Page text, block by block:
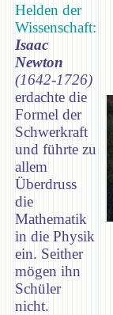
Helden der
Wissenschaft:
Isaac
Newton
(1642-1726)
erdachte die
Formel der
Schwerkraft
und führte zu
allem
Überdruss
die
Mathematik
in die Physik
ein. Seither
mögen ihn
Schüler
nicht.